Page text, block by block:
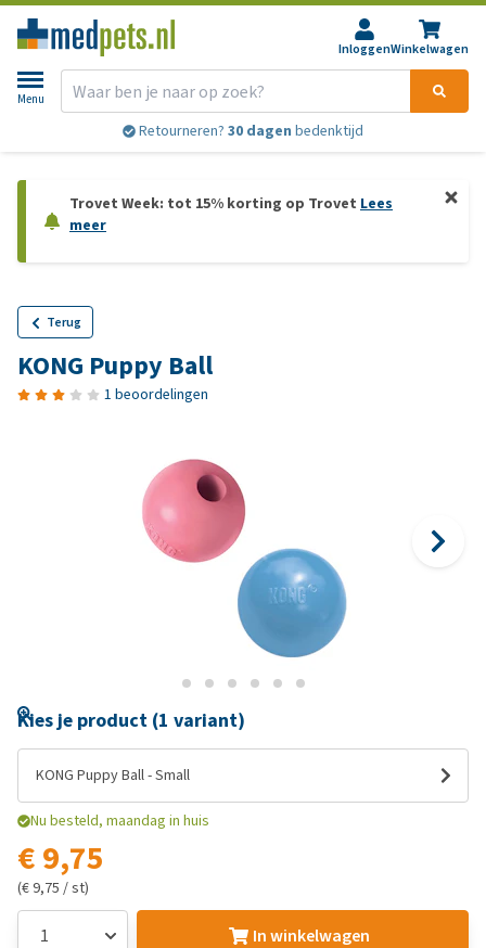
InloggenWinkelwagen
Menu
Retourneren? 30 dagen bedenktijd
Trovet Week: tot 15% korting op Trovet Lees
meer
Terug
KONG Puppy Ball
1 beoordelingen
Kies je product (1 variant)
KONG Puppy Ball - Small
Nu besteld, maandag in huis
€ 9,75
(€ 9,75 / st)
In winkelwagen